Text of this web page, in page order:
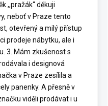
,,pražák“ děkuji
neboť v Praze tento
otevřený a milý přístup
prodeje nábytku, ale i
3. Mám zkušenost s
i designová
v Praze zesílila a
panenky. A přesně v
viděli prodávat i u